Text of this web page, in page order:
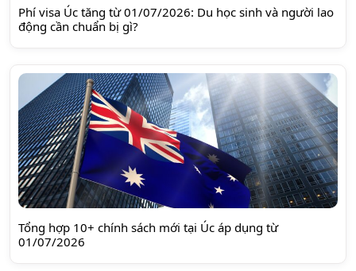
Phí visa Úc tăng từ 01/07/2026: Du học sinh và người lao
động cần chuẩn bị gì?
Tổng hợp 10+ chính sách mới tại Úc áp dụng từ
01/07/2026